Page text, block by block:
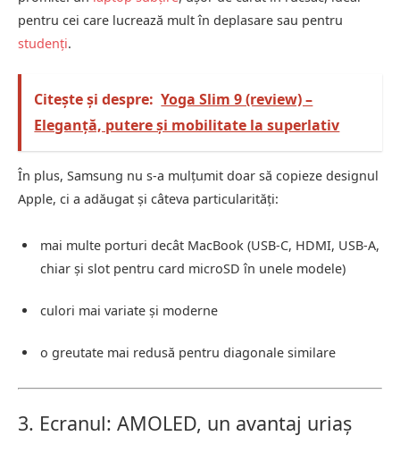
pentru cei care lucrează mult în deplasare sau pentru
studenți.
Citește și despre: Yoga Slim 9 (review) –
Eleganță, putere și mobilitate la superlativ
În plus, Samsung nu s-a mulțumit doar să copieze designul
Apple, ci a adăugat și câteva particularități:
mai multe porturi decât MacBook (USB-C, HDMI, USB-A,
chiar și slot pentru card microSD în unele modele)
culori mai variate și moderne
o greutate mai redusă pentru diagonale similare
3. Ecranul: AMOLED, un avantaj uriaș